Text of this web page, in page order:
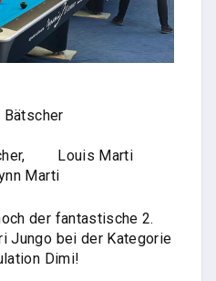
Bätscher
Louis Marti
Marti
der fantastische 2.
Jungo bei der Kategorie
Dimi!